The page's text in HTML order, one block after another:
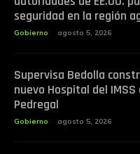
seguridad en la región
Gobierno agosto 5, 2026
Supervisa Bedolla
nuevo Hospital del IMSS
Pedregal
Gobierno agosto 5, 2026